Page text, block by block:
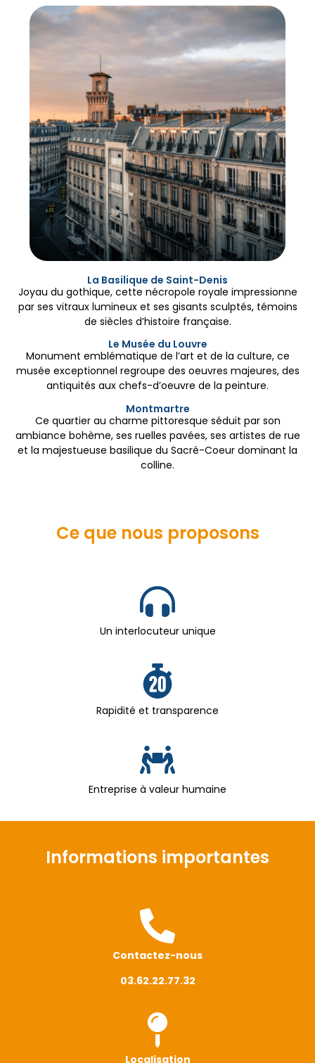
La Basilique de Saint-Denis
Joyau du gothique, cette nécropole royale impressionne
par ses vitraux lumineux et ses gisants sculptés, témoins
de siècles d’histoire française.
Le Musée du Louvre
Monument emblématique de l’art et de la culture, ce
musée exceptionnel regroupe des oeuvres majeures, des
antiquités aux chefs-d’oeuvre de la peinture.
Montmartre
Ce quartier au charme pittoresque séduit par son
ambiance bohème, ses ruelles pavées, ses artistes de rue
et la majestueuse basilique du Sacré-Coeur dominant la
colline.
Ce que nous proposons
Un interlocuteur unique
Rapidité et transparence
Entreprise à valeur humaine
Informations importantes
Contactez-nous
03.62.22.77.32
Localisation